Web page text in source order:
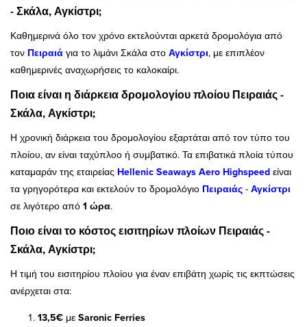
- Σκάλα, Αγκίστρι;
Καθημερινά όλο τον χρόνο εκτελούνται αρκετά δρομολόγια από
τον Πειραιά για το λιμάνι Σκάλα στο Αγκίστρι, με επιπλέον
καθημερινές αναχωρήσεις το καλοκαίρι.
Ποια είναι η διάρκεια δρομολογίου πλοίου Πειραιάς -
Σκάλα, Αγκίστρι;
Η χρονική διάρκεια του δρομολογίου εξαρτάται από τον τύπο του
πλοίου, αν είναι ταχύπλοο ή συμβατικό. Τα επιβατικά πλοία τύπου
καταμαράν της εταιρείας Hellenic Seaways Aero Highspeed είναι
τα γρηγορότερα και εκτελούν το δρομολόγιο Πειραιάς - Αγκίστρι
σε λιγότερο από 1 ώρα.
Ποιο είναι το κόστος εισιτηρίων πλοίων Πειραιάς -
Σκάλα, Αγκίστρι;
Η τιμή του εισιτηρίου πλοίου για έναν επιβάτη χωρίς τις εκπτώσεις
ανέρχεται στα:
13,5€ με Saronic Ferries